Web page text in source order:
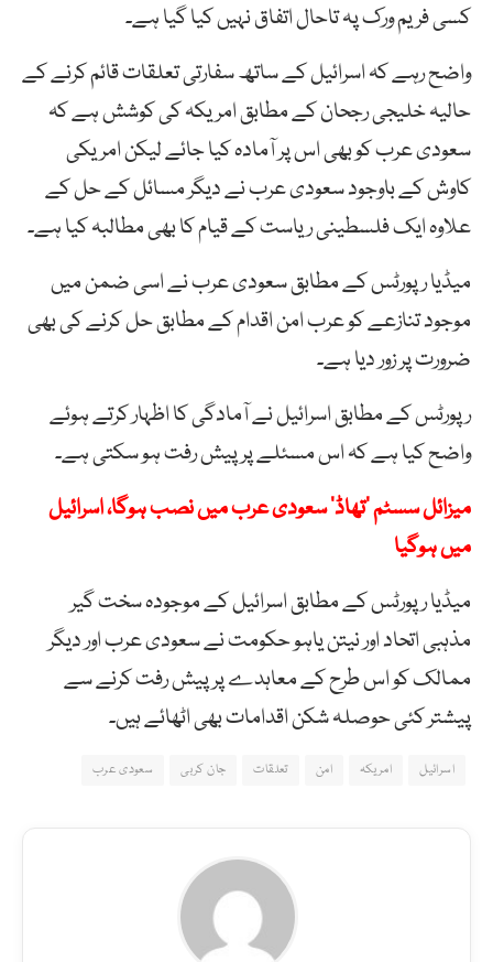
کسی فریم ورک پہ تاحال اتفاق نہیں کیا گیا ہے۔
واضح رہے کہ اسرائیل کے ساتھ سفارتی تعلقات قائم کرنے کے
حالیہ خلیجی رجحان کے مطابق امریکہ کی کوشش ہے کہ
سعودی عرب کو بھی اس پر آمادہ کیا جائے لیکن امریکی
کاوش کے باوجود سعودی عرب نے دیگر مسائل کے حل کے
علاوہ ایک فلسطینی ریاست کے قیام کا بھی مطالبہ کیا ہے۔
میڈیا رپورٹس کے مطابق سعودی عرب نے اسی ضمن میں
موجود تنازعے کو عرب امن اقدام کے مطابق حل کرنے کی بھی
ضرورت پر زور دیا ہے۔
رپورٹس کے مطابق اسرائیل نے آمادگی کا اظہار کرتے ہوئے
واضح کیا ہے کہ اس مسئلے پر پیش رفت ہو سکتی ہے۔
میزائل سسٹم ’تھاڈ‘ سعودی عرب میں نصب ہوگا، اسرائیل
میں ہوگیا
میڈیا رپورٹس کے مطابق اسرائیل کے موجودہ سخت گیر
مذہبی اتحاد اور نیتن یاہو حکومت نے سعودی عرب اور دیگر
ممالک کو اس طرح کے معاہدے پر پیش رفت کرنے سے
پیشتر کئی حوصلہ شکن اقدامات بھی اٹھائے ہیں۔
اسرائیل امریکہ امن تعلقات جان کربی سعودی عرب